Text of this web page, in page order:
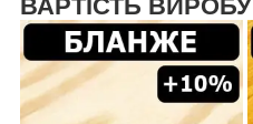
ВАРТІСТЬ ВИРОБУ